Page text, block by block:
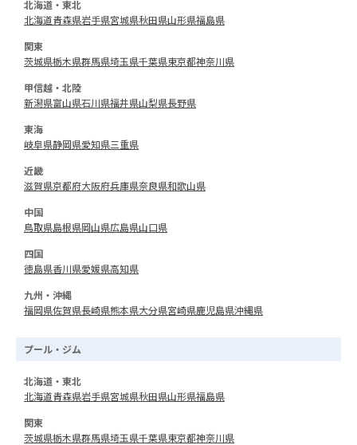
北海道・東北
北海道青森県岩手県宮城県秋田県山形県福島県
関東
茨城県栃木県群馬県埼玉県千葉県東京都神奈川県
甲信越・北陸
新潟県富山県石川県福井県山梨県長野県
東海
岐阜県静岡県愛知県三重県
近畿
滋賀県京都府大阪府兵庫県奈良県和歌山県
中国
鳥取県島根県岡山県広島県山口県
四国
徳島県香川県愛媛県高知県
九州・沖縄
福岡県佐賀県長崎県熊本県大分県宮崎県鹿児島県沖縄県
プール・ジム
北海道・東北
北海道青森県岩手県宮城県秋田県山形県福島県
関東
茨城県栃木県群馬県埼玉県千葉県東京都神奈川県